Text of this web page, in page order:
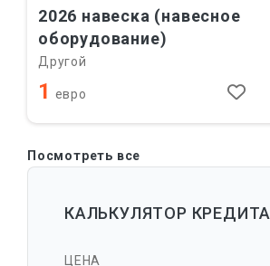
2026 навеска (навесное
оборудование)
Другой
1 евро
Посмотреть все
КАЛЬКУЛЯТОР КРЕДИТА
ЦЕНА